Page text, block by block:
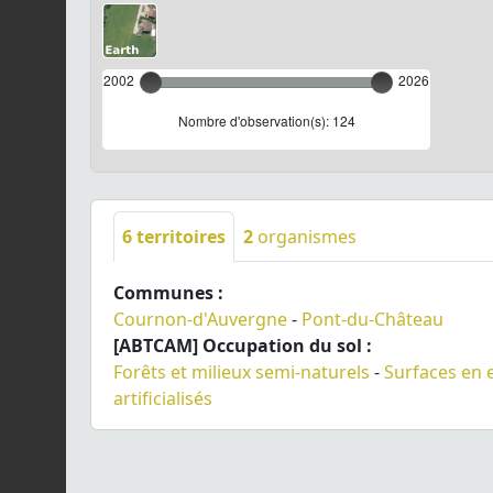
2002 2026
Nombre d'observation(s): 124
6territoires 2 organismes
Communes :
Cournon-d'Auvergne- Pont-du-Château
[ABTCAM] Occupation du sol :
Forêts et milieux semi-naturels -Surfaces en
artificialisés